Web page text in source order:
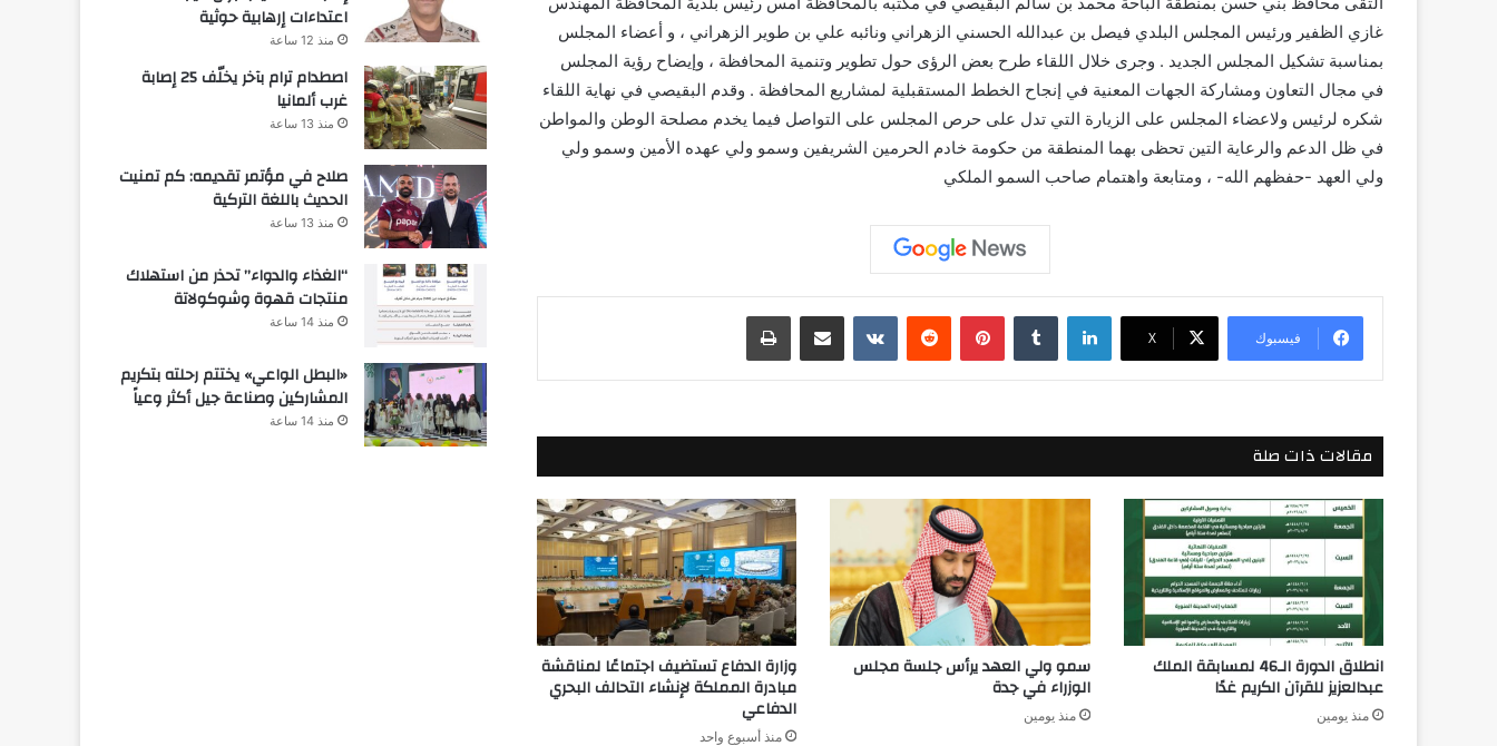
غازي الظفير ورئيس المجلس البلدي فيصل بن عبدالله الحسني الزهراني ونائبه علي بن طوير الزهراني ، و أعضاء المجلس
بمناسبة تشكيل المجلس الجديد . وجرى خلال اللقاء طرح بعض الرؤى حول تطوير وتنمية المحافظة ، وإيضاح رؤية المجلس
في مجال التعاون ومشاركة الجهات المعنية في إنجاح الخطط المستقبلية لمشاريع المحافظة . وقدم البقيصي في نهاية اللقاء
شكره لرئيس ولاعضاء المجلس على الزيارة التي تدل على حرص المجلس على التواصل فيما يخدم مصلحة الوطن والمواطن
في ظل الدعم والرعاية التين تحظى بهما المنطقة من حكومة خادم الحرمين الشريفين وسمو ولي عهده الأمين وسمو ولي
ولي العهد -حفظهم الله- ، ومتابعة واهتمام صاحب السمو الملكي
فيسبوك ‫X
لينكدإن بينتيريست مشاركة عبر البريد طباعة
مقالات ذات صلة
انطلاق الدورة الـ46 لمسابقة الملك
عبدالعزيز للقرآن الكريم غدًا
منذ يومين
سمو ولي العهد يرأس جلسة مجلس
الوزراء في جدة
منذ يومين
وزارة الدفاع تستضيف اجتماعًا لمناقشة
مبادرة المملكة لإنشاء التحالف البحري
الدفاعي
منذ أسبوع واحد
اعتداءات إرهابية حوثية
منذ 12 ساعة
اصطدام ترام بآخر يخلّف 25 إصابة
غرب ألمانيا
منذ 13 ساعة
صلاح في مؤتمر تقديمه: كم تمنيت
الحديث باللغة التركية
منذ 13 ساعة
“الغذاء والدواء” تحذر من استهلاك
منتجات قهوة وشوكولاتة
منذ 14 ساعة
«البطل الواعي» يختتم رحلته بتكريم
المشاركين وصناعة جيل أكثر وعياً
منذ 14 ساعة